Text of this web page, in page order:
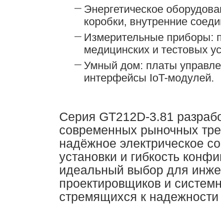
Энергетическое
коробки, внутренние
Измерительные приборы:
медицинских и тестовых
Умный дом: платы
интерфейсы IoT-модулей.
Серия GT212D-3.81
современных рыночных
надёжное электрическое
установки и гибкость
идеальный выбор для
проектировщиков и
стремящихся к